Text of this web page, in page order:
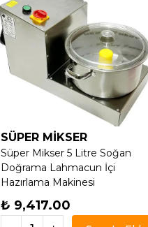
SÜPER MİKSER
Süper Mikser 5 Litre Soğan
Doğrama Lahmacun İçi
Hazırlama Makinesi
₺ 9,417.00